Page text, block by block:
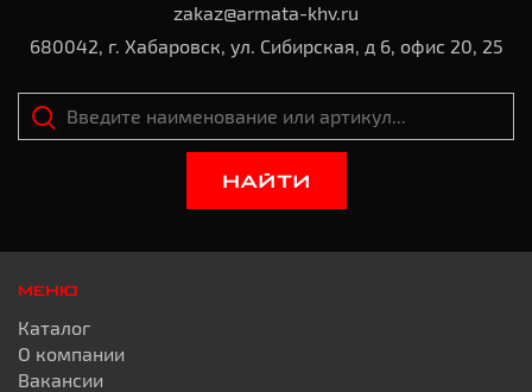
zakaz@armata-khv.ru
680042, г. Хабаровск, ул. Сибирская, д 6, офис 20, 25
НАЙТИ
МЕНЮ
Каталог
О компании
Вакансии